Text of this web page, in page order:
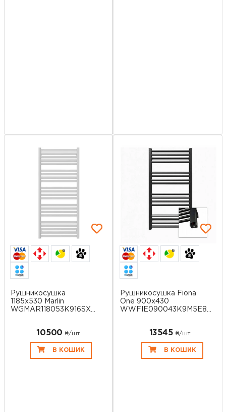
6
Рушникосушка
1185x530 Marlin
WGMAR118053K916SX
10500 ₴/шт
В КОШИК
6
Рушникосушка Fiona
One 900х430
WWFIE090043K9M5E8P
13545 ₴/шт
В КОШИК